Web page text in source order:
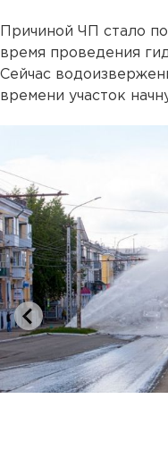
Причиной ЧП стало
время проведения
Сейчас
времени участок